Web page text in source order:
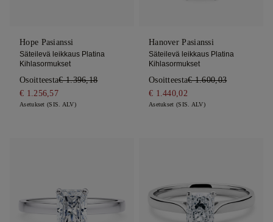
Hope Pasianssi
Säteilevä leikkaus Platina
Kihlasormukset
Osoitteesta€ 1.396,18
€ 1.256,57
Asetukset (SIS. ALV)
Hanover Pasianssi
Säteilevä leikkaus Platina
Kihlasormukset
Osoitteesta€ 1.600,03
€ 1.440,02
Asetukset (SIS. ALV)